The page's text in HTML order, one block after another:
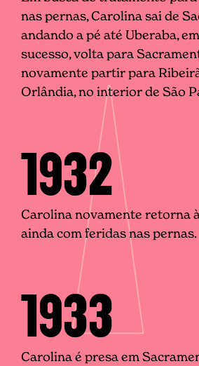
nas pernas, Carolina sai de
andando a pé até Uberaba,
sucesso, volta para
novamente partir para
Orlândia, no interior de São
1932
Carolina novamente retorna
ainda com feridas nas pernas.
1933
Carolina é presa em